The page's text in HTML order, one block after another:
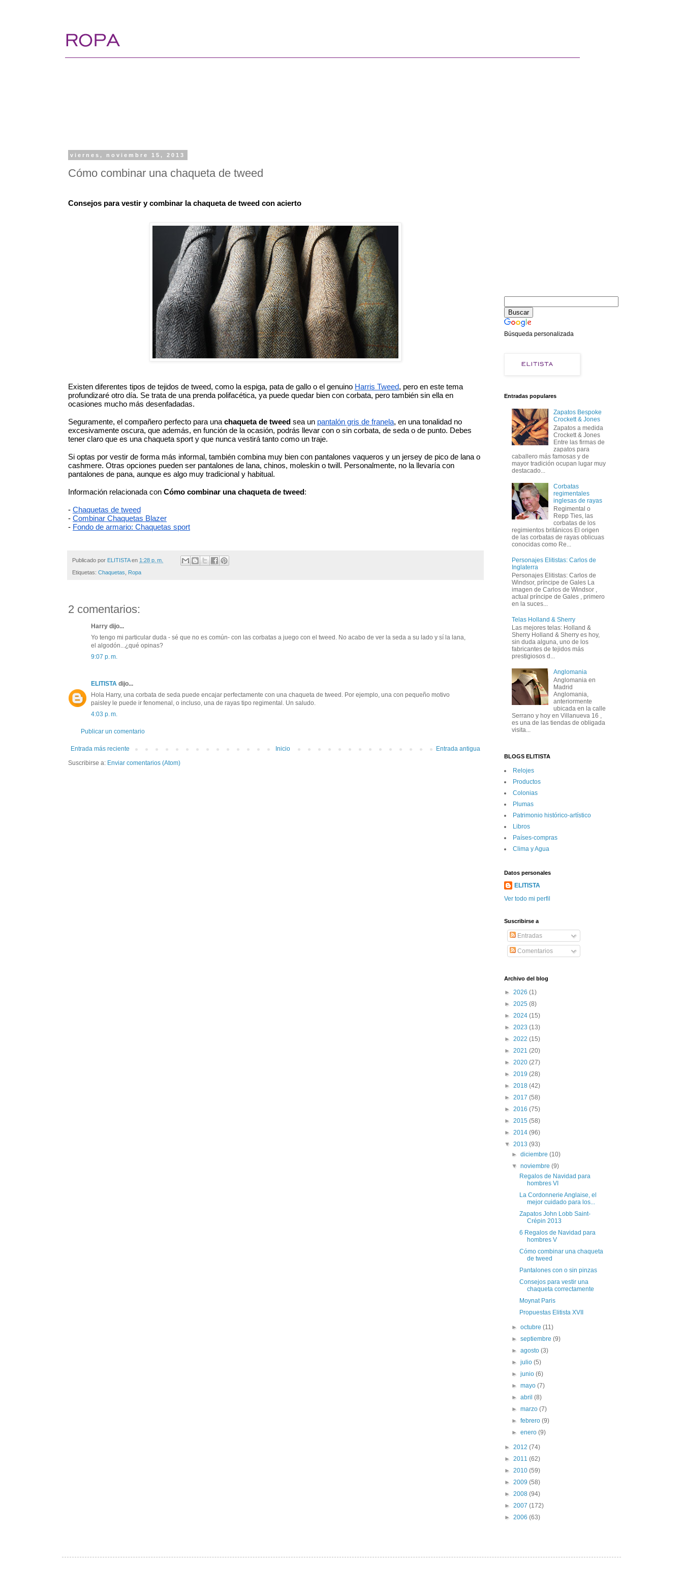
viernes, noviembre 15, 2013
Cómo combinar una chaqueta de tweed
Consejos para vestir y combinar la chaqueta de tweed con acierto
Existen diferentes tipos de tejidos de tweed, como la espiga, pata de gallo o el genuino Harris Tweed, pero en este tema
profundizaré otro día. Se trata de una prenda polifacética, ya puede quedar bien con corbata, pero también sin ella en
ocasiones mucho más desenfadadas.
Seguramente, el compañero perfecto para una chaqueta de tweed sea un pantalón gris de franela, en una tonalidad no
excesivamente oscura, que además, en función de la ocasión, podrás llevar con o sin corbata, de seda o de punto. Debes
tener claro que es una chaqueta sport y que nunca vestirá tanto como un traje.
Si optas por vestir de forma más informal, también combina muy bien con pantalones vaqueros y un jersey de pico de lana o
cashmere. Otras opciones pueden ser pantalones de lana, chinos, moleskin o twill. Personalmente, no la llevaría con
pantalones de pana, aunque es algo muy tradicional y habitual.
Información relacionada con Cómo combinar una chaqueta de tweed:
- Chaquetas de tweed
- Combinar Chaquetas Blazer
- Fondo de armario: Chaquetas sport
Publicado por ELITISTA en 1:28 p. m.
Etiquetas: Chaquetas Ropa
2 comentarios:
Harry dijo...
Yo tengo mi particular duda - sé que no es común- con las corbatas a juego con el tweed. No acabo de ver la seda a su lado y sí la lana,
el algodón...¿qué opinas?
9:07 p. m.
ELITISTA dijo...
Hola Harry, una corbata de seda puede encajar perfectamente con una chaqueta de tweed. Por ejemplo, una con pequeño motivo
paisley le puede ir fenomenal, o incluso, una de rayas tipo regimental. Un saludo.
4:03 p. m.
Publicar un comentario
Entrada más reciente Entrada antigua
Inicio
Suscribirse a: Enviar comentarios (Atom)
Búsqueda personalizada
Entradas populares
Zapatos Bespoke
Crockett & Jones
Zapatos a medida
Crockett & Jones
Entre las firmas de
zapatos para
caballero más famosas y de
mayor tradición ocupan lugar muy
destacado...
Corbatas
regimentales
inglesas de rayas
Regimental o
Repp Ties, las
corbatas de los
regimientos británicos El origen
de las corbatas de rayas oblicuas
conocidas como Re...
Personajes Elitistas: Carlos de
Inglaterra
Personajes Elitistas: Carlos de
Windsor, príncipe de Gales La
imagen de Carlos de Windsor ,
actual príncipe de Gales , primero
en la suces...
Telas Holland & Sherry
Las mejores telas: Holland &
Sherry Holland & Sherry es hoy,
sin duda alguna, uno de los
fabricantes de tejidos más
prestigiosos d...
Anglomania
Anglomania en
Madrid
Anglomania,
anteriormente
ubicada en la calle
Serrano y hoy en Villanueva 16 ,
es una de las tiendas de obligada
visita...
BLOGS ELITISTA
Relojes
Productos
Colonias
Plumas
Patrimonio histórico-artí­stico
Libros
Paí­ses-compras
Clima y Agua
Datos personales
ELITISTA
Ver todo mi perfil
Suscribirse a
Entradas
Comentarios
Archivo del blog
► 2026 (1)
► 2025 (8)
► 2024 (15)
► 2023 (13)
► 2022 (15)
► 2021 (20)
► 2020 (27)
► 2019 (28)
► 2018 (42)
► 2017 (58)
► 2016 (75)
► 2015 (58)
► 2014 (96)
▼ 2013 (93)
►diciembre(10)
▼noviembre(9)
Regalos de Navidad para
hombres VI
La Cordonnerie Anglaise, el
mejor cuidado para los...
Zapatos John Lobb Saint-
Crépin 2013
6 Regalos de Navidad para
hombres V
Cómo combinar una chaqueta
de tweed
Pantalones con o sin pinzas
Consejos para vestir una
chaqueta correctamente
Moynat Paris
Propuestas Elitista XVII
►octubre(11)
►septiembre(9)
►agosto(3)
►julio(5)
►junio(6)
►mayo(7)
►abril(8)
►marzo(7)
►febrero(9)
►enero(9)
► 2012 (74)
► 2011 (62)
► 2010 (59)
► 2009 (58)
► 2008 (94)
► 2007 (172)
► 2006 (63)